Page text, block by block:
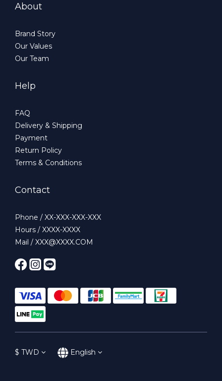
About
Brand Story
Our Values
Our Team
Help
FAQ
Delivery & Shipping
Payment
Return Policy
Terms & Conditions
Contact
Phone / XX-XXX-XXX-XXX
Hours / XXXX-XXXX
Mail / XXX@XXXX.COM
$ TWD English